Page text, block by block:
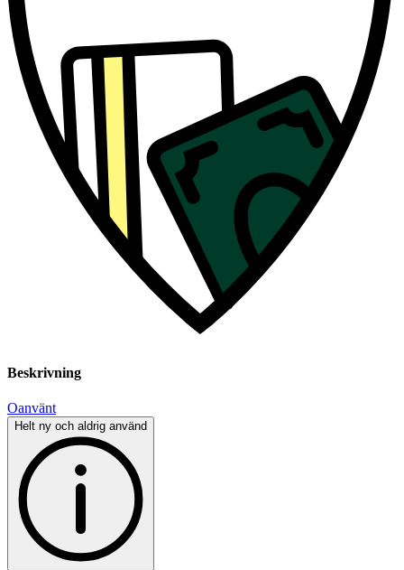
Beskrivning
Oanvänt
Helt ny och aldrig använd